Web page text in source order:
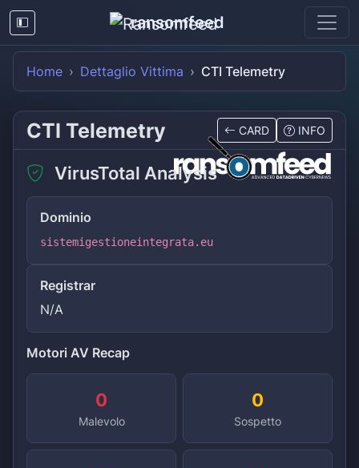
ransomfeed
Home Dettaglio Vittima CTI Telemetry
CTI Telemetry CARD INFO
VirusTotal Analysis
Dominio
sistemigestioneintegrata.eu
Registrar
N/A
Motori AV Recap
0
Malevolo
0
Sospetto